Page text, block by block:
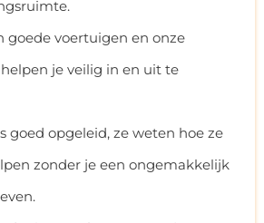
goede voertuigen en onze
je veilig in en uit te
goed opgeleid, ze weten hoe ze
zonder je een ongemakkelijk